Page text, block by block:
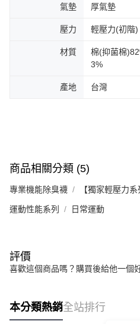
氣墊 厚氣墊
壓力 輕壓力(初階)
材質
棉(抑菌棉
3%
產地 台灣
商品相關分類 (5)
專業機能除臭襪 【獨家輕壓力系
運動性能系列 日常運動
評價
喜歡這個商品嗎？購買後給他一個
本分類熱銷全站排行